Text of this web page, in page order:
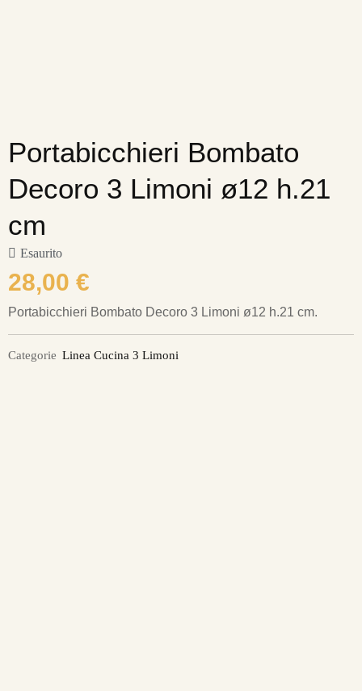
Portabicchieri Bombato
Decoro 3 Limoni ø12 h.21
cm
Esaurito
28,00 €
Portabicchieri Bombato Decoro 3 Limoni ø12 h.21 cm.
Categorie Linea Cucina 3 Limoni